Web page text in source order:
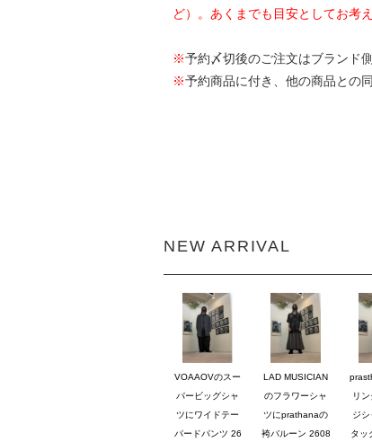
ど）。あくまでも目安としてお考
※予約〆切後のご注文はブランド
※予約商品に付き、他の商品との
NEW ARRIVAL
VOAAOVのスー
パービッグシャ
ツにワイドテー
パードパンツ 26
LAD MUSICIAN
のフラワーシャ
ツにprathanaの
袴バルーン 2608
リ
ジ
タッ